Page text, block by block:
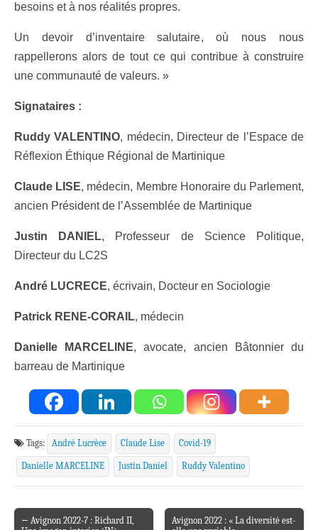
besoins et à nos réalités propres.
Un devoir d’inventaire salutaire, où nous nous
rappellerons alors de tout ce qui contribue à construire
une communauté de valeurs. »
Signataires :
Ruddy VALENTINO, médecin, Directeur de l’Espace de
Réflexion Éthique Régional de Martinique
Claude LISE, médecin, Membre Honoraire du Parlement,
ancien Président de l’Assemblée de Martinique
Justin DANIEL, Professeur de Science Politique,
Directeur du LC2S
André LUCRECE, écrivain, Docteur en Sociologie
Patrick RENE-CORAIL, médecin
Danielle MARCELINE, avocate, ancien Bâtonnier du
barreau de Martinique
Tags: André Lucrèce Claude Lise Covid-19
Danielle MARCELINE Justin Daniel Ruddy Valentino
← Avignon 2022-7 : Richard II,
Avignon 2022 : « La diversité est-